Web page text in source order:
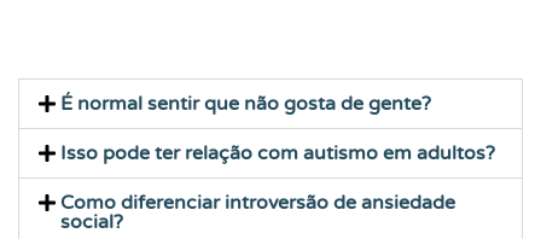
É normal sentir que não gosta de gente?
Isso pode ter relação com autismo em adultos?
Como diferenciar introversão de ansiedade
social?